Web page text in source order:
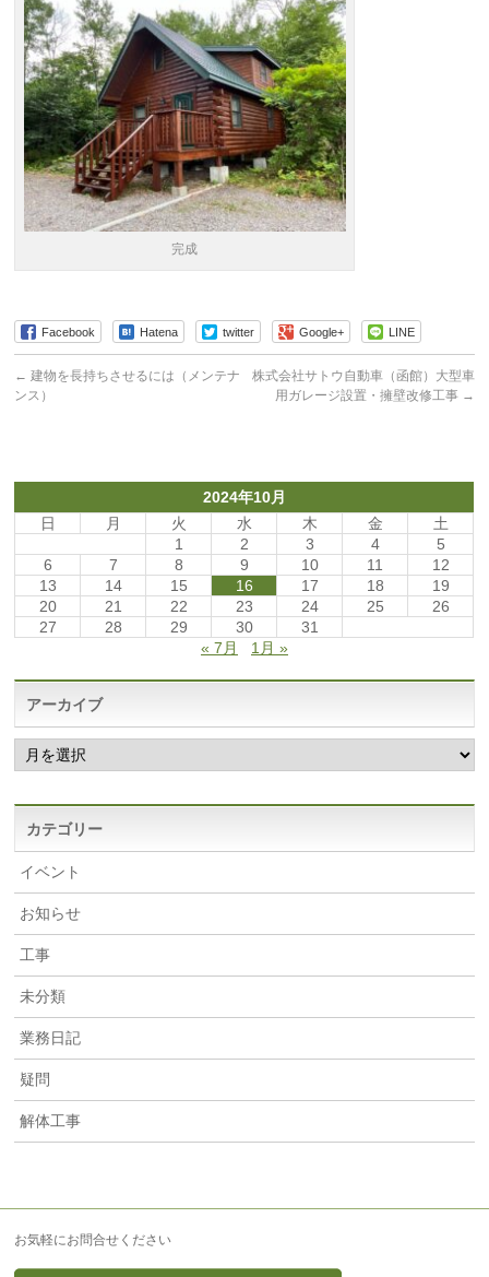
完成
Facebook Hatena twitter Google+ LINE
← 建物を長持ちさせるには（メンテナ
ンス）
株式会社サトウ自動車（函館）大型車
用ガレージ設置・擁壁改修工事 →
2024年10月
日
月 火 水 木 金
土
1
2 3 4
5
6
7 8 9 10 11
12
13
14 15 16 17 18
19
20
21 22 23 24 25
26
27
28 29 30
31
« 7月
1月 »
アーカイブ
ア
ー
カ
カテゴリー
イベント
お知らせ
工事
未分類
業務日記
疑問
解体工事
お気軽にお問合せください